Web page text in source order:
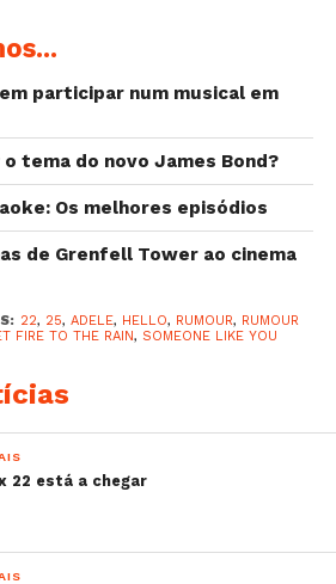
Traci @tracii_m Translation
is it after 15 months on
across uk+ Ireland,
New Zealand too.
it doesn't suit me
homebody and I get so
Plus I'm dramatic
of touring. Until now
participar num musical em
tema do novo James Bond?
Os melhores episódios
de Grenfell Tower ao cinema
22, 25, ADELE, HELLO, RUMOUR, RUMOUR
FIRE TO THE RAIN, SOMEONE LIKE YOU
22 está a chegar